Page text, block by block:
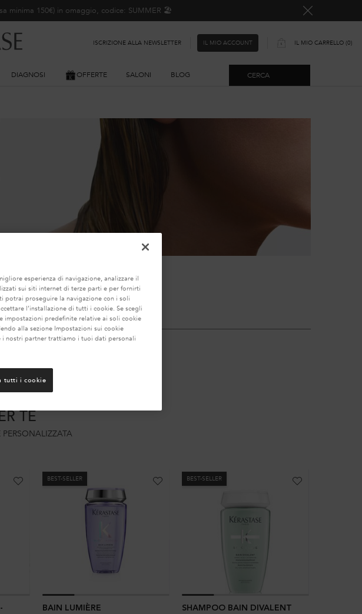
minima 150€) in omaggio, codice: SUMMER 🏖️
ISCRIZIONE ALLA NEWSLETTER IL MIO ACCOUNT IL MIO CARRELLO 0
0 PRODOTTO
DIAGNOSI OFFERTE SALONI BLOG CERCA
TE
BEST-SELLER
BAIN LUMIÈRE
BEST-SELLER
SHAMPOO BAIN DIVALENT
esperienza di navigazione, analizzare il
sui siti internet di terze parti e per fornirti
potrai proseguire la navigazione con i soli
l’installazione di tutti i cookie. Se scegli
impostazioni predefinite relative ai soli cookie
alla sezione Impostazioni sui cookie
i nostri partner trattiamo i tuoi dati personali
tutti i cookie